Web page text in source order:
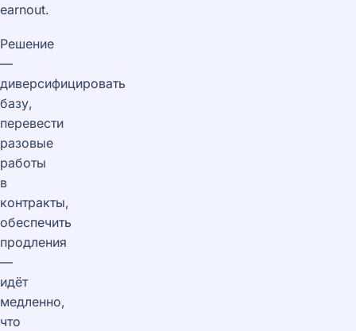
earnout.
Решение
—
диверсифицировать
базу,
перевести
разовые
работы
в
контракты,
обеспечить
продления
—
идёт
медленно,
что